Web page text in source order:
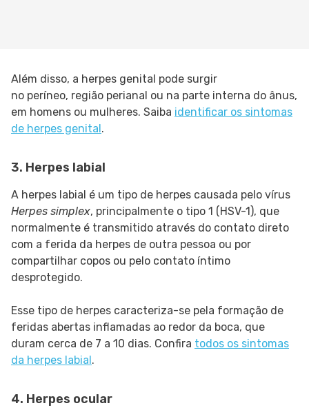
Além disso, a herpes genital pode surgir
no períneo, região perianal ou na parte interna do ânus,
em homens ou mulheres. Saiba identificar os sintomas
de herpes genital .
3. Herpes labial
A herpes labial é um tipo de herpes causada pelo vírus
Herpes simplex, principalmente o tipo 1 (HSV-1), que
normalmente é transmitido através do contato direto
com a ferida da herpes de outra pessoa ou por
compartilhar copos ou pelo contato íntimo
desprotegido.
Esse tipo de herpes caracteriza-se pela formação de
feridas abertas inflamadas ao redor da boca, que
duram cerca de 7 a 10 dias. Confira todos os sintomas
da herpes labial .
4. Herpes ocular